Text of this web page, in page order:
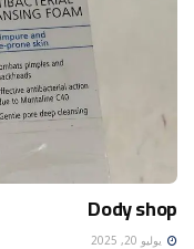
Dody shop
يوليو 20, 2025